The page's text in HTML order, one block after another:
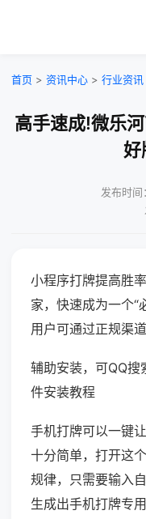
首页 > 资讯中心 > 行业资讯
高手速成!微乐
好
发布时
小程序打牌提高胜
家，快速成为一个“
用户可通过正规渠道
辅助安装，可QQ
件安装教程
手机打牌可以一键
十分简单，打开这
规律，只需要输入
生成出手机打牌专